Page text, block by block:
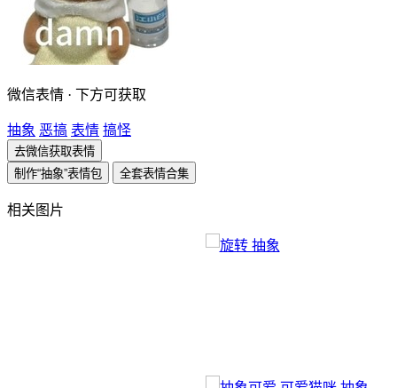
微信表情 · 下方可获取
抽象 恶搞 表情 搞怪
去微信获取表情
制作“抽象”表情包
全套表情合集
相关图片